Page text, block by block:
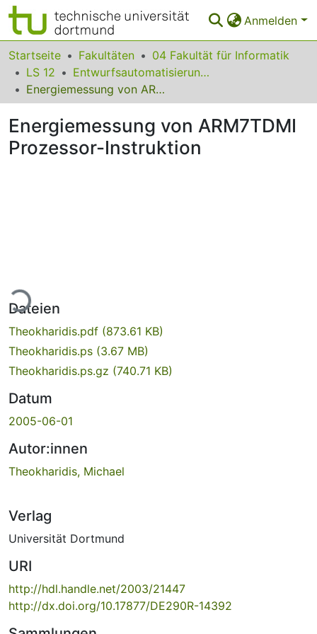
Anmelden
Bereiche & Sammlungen
Das gesamte Repositorium
FAQ
Startseite Fakultäten
04 Fakultät für Informatik
LS 12
Entwurfsautomatisierung für Eingebettete Systeme
Energiemessung von ARM7TDMI Prozessor-Instruktion
Energiemessung von ARM7TDMI
Prozessor-Instruktion
Dateien
Theokharidis.pdf (873.61 KB)
Theokharidis.ps (3.67 MB)
Theokharidis.ps.gz (740.71 KB)
Datum
2005-06-01
Autor:innen
Theokharidis, Michael
Verlag
Universität Dortmund
URI
http://hdl.handle.net/2003/21447
http://dx.doi.org/10.17877/DE290R-14392